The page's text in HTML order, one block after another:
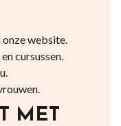
onze website.
cursussen.
MET